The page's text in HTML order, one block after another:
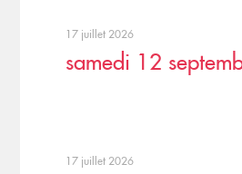
17 juillet 2026
samedi 12
17 juillet 2026